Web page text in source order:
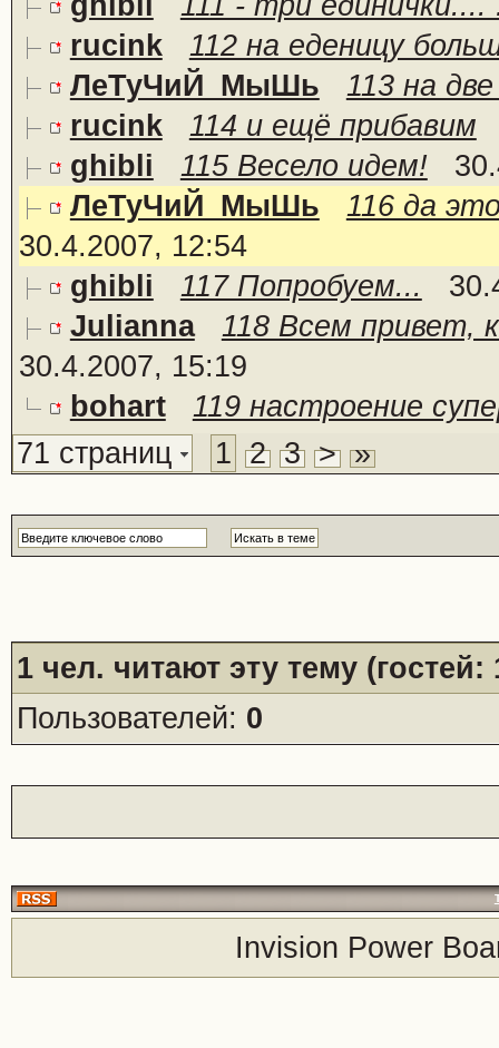
rucink
112 на еденицу
ЛеТуЧиЙ_МыШь
113 на
rucink
114 и ещё прибавим
ghibli
115 Весело идем!
ЛеТуЧиЙ_МыШь
116 да
30.4.2007, 12:54
ghibli
117 Попробуем...
Julianna
118 Всем привет,
30.4.2007, 15:19
bohart
119 настроение
71 страниц
1 2 3 > »
1чел. читают эту тему
Пользователей: 0
Invision Power